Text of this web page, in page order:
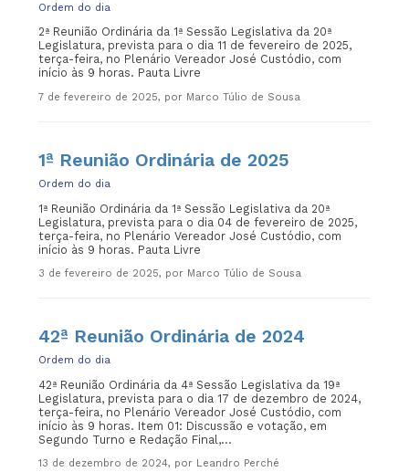
Ordem do dia
2ª Reunião Ordinária da 1ª Sessão Legislativa da 20ª
Legislatura, prevista para o dia 11 de fevereiro de 2025,
terça-feira, no Plenário Vereador José Custódio, com
início às 9 horas. Pauta Livre
7 de fevereiro de 2025, por Marco Túlio de Sousa
1ª Reunião Ordinária de 2025
Ordem do dia
1ª Reunião Ordinária da 1ª Sessão Legislativa da 20ª
Legislatura, prevista para o dia 04 de fevereiro de 2025,
terça-feira, no Plenário Vereador José Custódio, com
início às 9 horas. Pauta Livre
3 de fevereiro de 2025, por Marco Túlio de Sousa
42ª Reunião Ordinária de 2024
Ordem do dia
42ª Reunião Ordinária da 4ª Sessão Legislativa da 19ª
Legislatura, prevista para o dia 17 de dezembro de 2024,
terça-feira, no Plenário Vereador José Custódio, com
início às 9 horas. Item 01: Discussão e votação, em
Segundo Turno e Redação Final,...
13 de dezembro de 2024, por Leandro Perché